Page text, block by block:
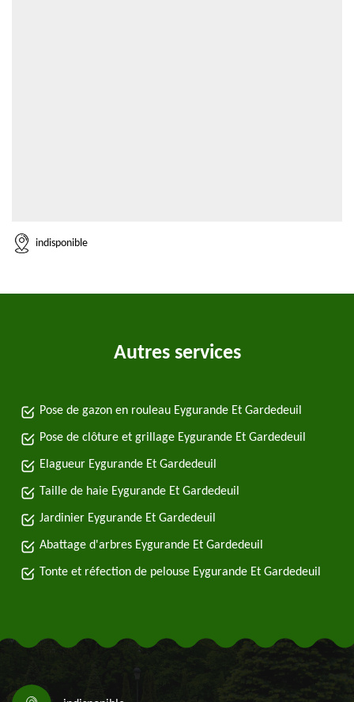
indisponible
Autres services
Pose de gazon en rouleau Eygurande Et Gardedeuil
Pose de clôture et grillage Eygurande Et Gardedeuil
Elagueur Eygurande Et Gardedeuil
Taille de haie Eygurande Et Gardedeuil
Jardinier Eygurande Et Gardedeuil
Abattage d'arbres Eygurande Et Gardedeuil
Tonte et réfection de pelouse Eygurande Et Gardedeuil